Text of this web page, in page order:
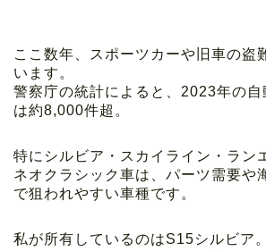
ここ数年、スポーツカーや旧車の盗
います。
警察庁の統計によると、2023年の自
は約8,000件超。
特にシルビア・スカイライン・ラン
ネオクラシック車は、パーツ需要や
で狙われやすい車種です。
私が所有しているのはS15シルビア